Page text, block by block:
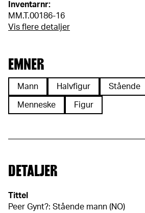
Inventarnr:
MM.T.00186-16
Vis flere detaljer
EMNER
Mann Halvfigur Stående
Menneske Figur
DETALJER
Tittel
Peer Gynt?: Stående mann (NO)